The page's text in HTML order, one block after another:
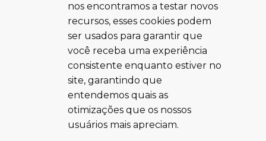
nos encontramos a testar novos
recursos, esses cookies podem
ser usados para garantir que
você receba uma experiência
consistente enquanto estiver no
site, garantindo que
entendemos quais as
otimizações que os nossos
usuários mais apreciam.